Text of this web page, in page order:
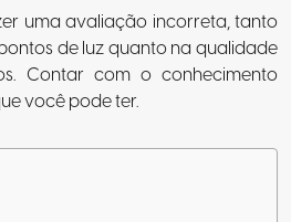
uma avaliação incorreta, tanto
de luz quanto na qualidade
Contar com o conhecimento
você pode ter.